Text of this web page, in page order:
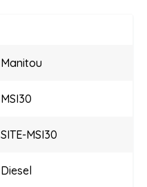
Manitou
MSI30
SITE-MSI30
Diesel